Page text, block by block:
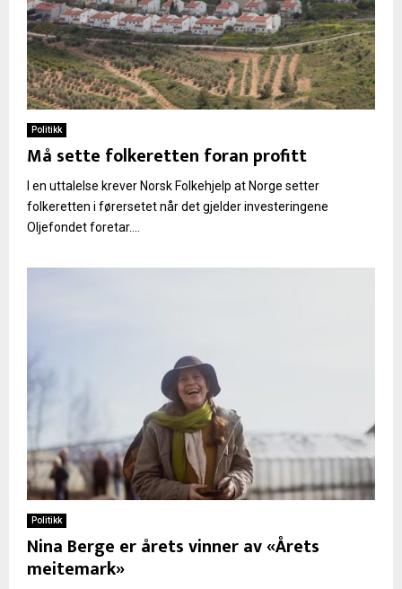
Politikk
Må sette folkeretten foran profitt
I en uttalelse krever Norsk Folkehjelp at Norge setter
folkeretten i førersetet når det gjelder investeringene
Oljefondet foretar....
Politikk
Nina Berge er årets vinner av «Årets
meitemark»